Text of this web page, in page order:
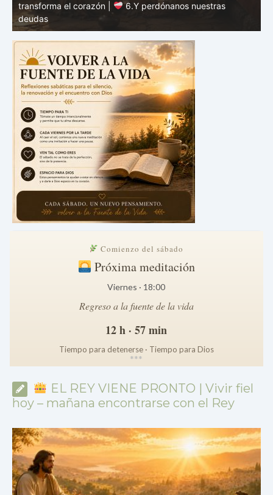
transforma el corazón |
6.Y perdónanos nuestras
deudas
Comienzo del sábado
Próxima meditación
Viernes · 18:00
Regreso a la fuente de la vida
12 h · 57 min
Tiempo para detenerse · Tiempo para Dios
***
EL REY VIENE PRONTO | Vivir fiel
hoy – mañana encontrarse con el Rey